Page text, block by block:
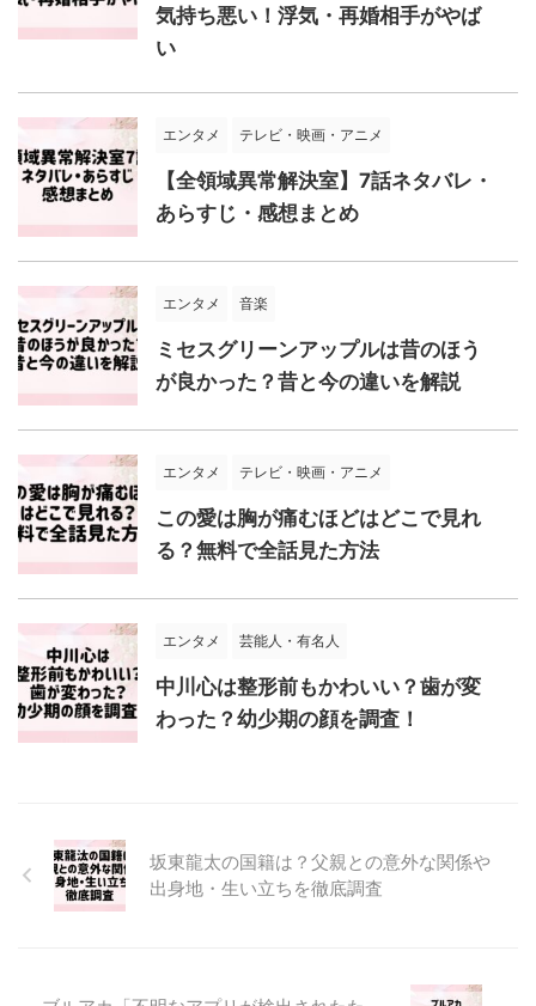
気持ち悪い！浮気・再婚相手がやば
い
エンタメ テレビ・映画・アニメ
【全領域異常解決室】7話ネタバレ・
あらすじ・感想まとめ
エンタメ 音楽
ミセスグリーンアップルは昔のほう
が良かった？昔と今の違いを解説
エンタメ テレビ・映画・アニメ
この愛は胸が痛むほどはどこで見れ
る？無料で全話見た方法
エンタメ 芸能人・有名人
中川心は整形前もかわいい？歯が変
わった？幼少期の顔を調査！
坂東龍太の国籍は？父親との意外な関係や
出身地・生い立ちを徹底調査